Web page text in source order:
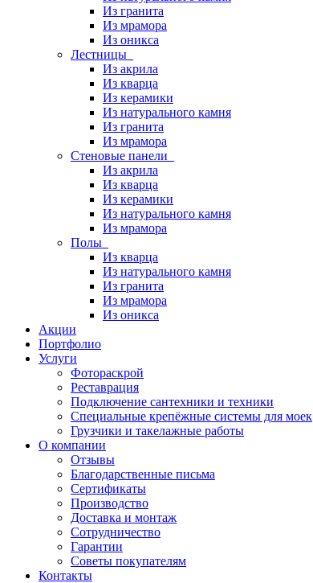
Из гранита
Из мрамора
Из оникса
Лестницы
Из акрила
Из кварца
Из керамики
Из натурального камня
Из гранита
Из мрамора
Стеновые панели
Из акрила
Из кварца
Из керамики
Из натурального камня
Из мрамора
Полы
Из кварца
Из натурального камня
Из гранита
Из мрамора
Из оникса
Акции
Портфолио
Услуги
Фотораскрой
Реставрация
Подключение сантехники и техники
Специальные крепёжные системы для моек
Грузчики и такелажные работы
О компании
Отзывы
Благодарственные письма
Сертификаты
Производство
Доставка и монтаж
Сотрудничество
Гарантии
Советы покупателям
Контакты